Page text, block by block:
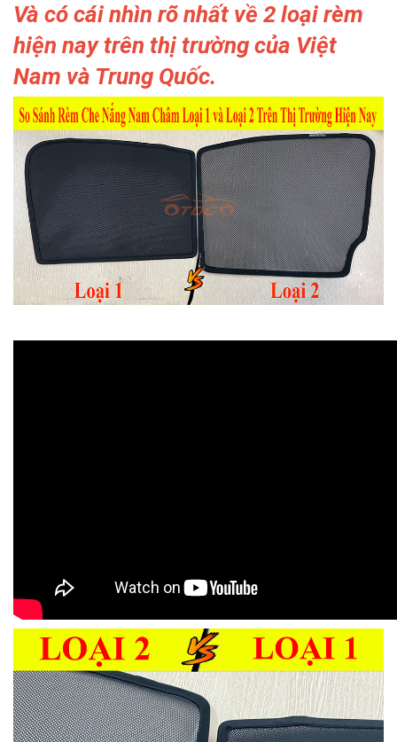
Và có cái nhìn rõ nhất về 2 loại rèm
hiện nay trên thị trường của Việt
Nam và Trung Quốc.